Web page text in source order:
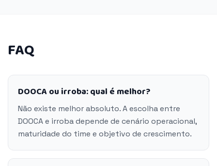
FAQ
DOOCA ou irroba: qual é melhor?
Não existe melhor absoluto. A escolha entre
DOOCA e irroba depende de cenário operacional,
maturidade do time e objetivo de crescimento.